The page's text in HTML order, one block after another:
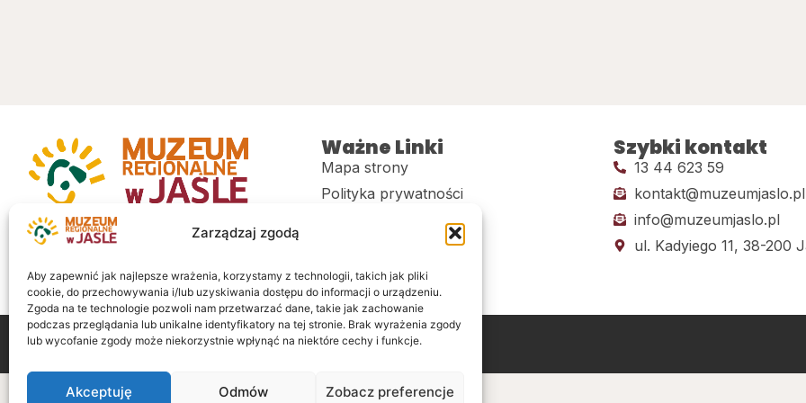
Zarządzaj zgodą
Aby zapewnić jak najlepsze wrażenia, korzystamy z technologii, takich jak pliki
cookie, do przechowywania i/lub uzyskiwania dostępu do informacji o urządzeniu.
Zgoda na te technologie pozwoli nam przetwarzać dane, takie jak zachowanie
podczas przeglądania lub unikalne identyfikatory na tej stronie. Brak wyrażenia zgody
lub wycofanie zgody może niekorzystnie wpłynąć na niektóre cechy i funkcje.
Akceptuję Odmów Zobacz preferencje
Muzeum regionalne w Jaśle im. dr.
Stanisława Kadyiego
Ważne Linki
Mapa strony
Polityka prywatności
Deklaracja dostępności
Sklep
Szybki kontakt
13 44 623 59
kontakt@muzeumjaslo.pl
info@muzeumjaslo.pl
ul. Kadyiego 11, 38-200
Wszelkie prawa zastrzeżoneRealizacja: LiderOnline